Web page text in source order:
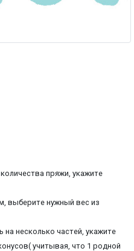
пряжи, укажите
выберите нужный вес из
несколько частей, укажите
учитывая, что 1 родной